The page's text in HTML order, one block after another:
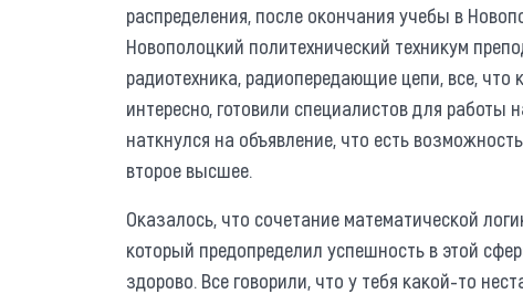
распределения, после окончания учебы в
Новополоцкий политехнический техникум
радиотехника, радиопередающие цепи, все,
интересно, готовили специалистов для
наткнулся на объявление, что есть
второе высшее.
Оказалось, что сочетание математической
который предопределил успешность в этой
здорово. Все говорили, что у тебя какой-то